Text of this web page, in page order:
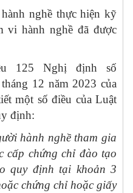
nghề thực hiện kỹ
vi hành nghề đã được
125 Nghị định số
12 năm 2023 của
một số điều của Luật
định:
hành nghề tham gia
cấp chứng chỉ đào tạo
quy định tại khoản 3
chứng chỉ hoặc giấy